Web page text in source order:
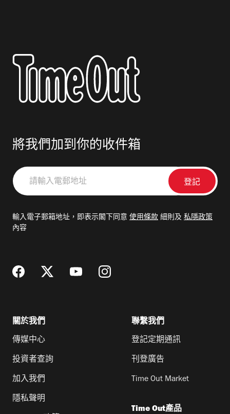
將我們加到你的收件箱
請
輸
郵
輸入電子郵箱地址，即表示閣下同意 使用條款 細則及 私隱政策
內容
關於我們
傳媒中心
投資者查詢
加入我們
隱私聲明
聯繫我們
登記定期通訊
刊登廣告
Time Out Market
Time Out產品